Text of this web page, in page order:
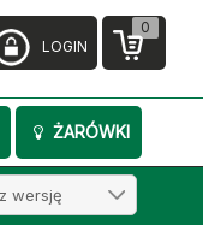
ŻARÓWKI
0
LOGIN